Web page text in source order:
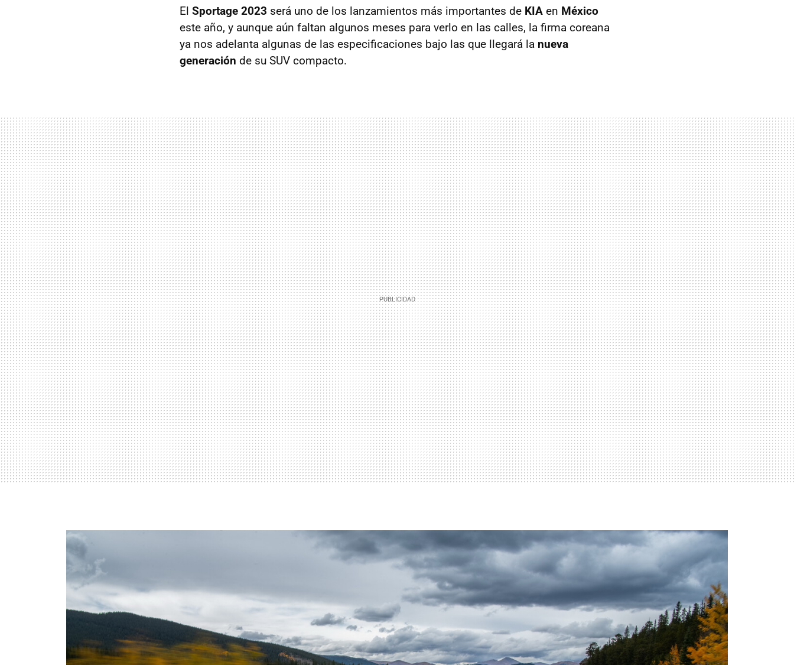
El Sportage 2023 será uno de los lanzamientos más importantes de KIA en México
este año, y aunque aún faltan algunos meses para verlo en las calles, la firma coreana
ya nos adelanta algunas de las especificaciones bajo las que llegará la nueva
generación de su SUV compacto.